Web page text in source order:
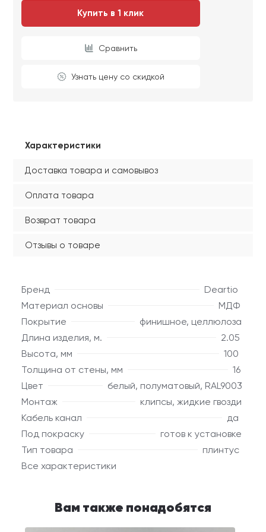
Купить в 1 клик
Сравнить
Узнать цену со скидкой
Характеристики
Доставка товара и самовывоз
Оплата товара
Возврат товара
Отзывы о товаре
Бренд
Deartio
Материал основы
МДФ
Покрытие
финишное, целлюлоза
Длина изделия, м.
2.05
Высота, мм
100
Толщина от стены, мм
16
Цвет
белый, полуматовый, RAL9003
Монтаж
клипсы, жидкие гвозди
Кабель канал
да
Под покраску
готов к установке
Тип товара
плинтус
Все характеристики
Вам также понадобятся